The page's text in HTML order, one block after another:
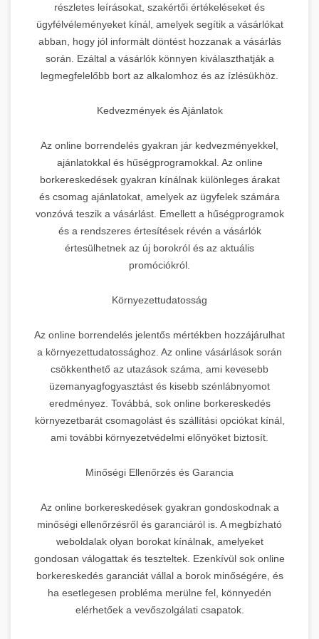
részletes leírásokat, szakértői értékeléseket és
ügyfélvéleményeket kínál, amelyek segítik a vásárlókat
abban, hogy jól informált döntést hozzanak a vásárlás
során. Ezáltal a vásárlók könnyen kiválaszthatják a
legmegfelelőbb bort az alkalomhoz és az ízlésükhöz.
Kedvezmények és Ajánlatok
Az online borrendelés gyakran jár kedvezményekkel,
ajánlatokkal és hűségprogramokkal. Az online
borkereskedések gyakran kínálnak különleges árakat
és csomag ajánlatokat, amelyek az ügyfelek számára
vonzóvá teszik a vásárlást. Emellett a hűségprogramok
és a rendszeres értesítések révén a vásárlók
értesülhetnek az új borokról és az aktuális
promóciókról.
Környezettudatosság
Az online borrendelés jelentős mértékben hozzájárulhat
a környezettudatossághoz. Az online vásárlások során
csökkenthető az utazások száma, ami kevesebb
üzemanyagfogyasztást és kisebb szénlábnyomot
eredményez. Továbbá, sok online borkereskedés
környezetbarát csomagolást és szállítási opciókat kínál,
ami további környezetvédelmi előnyöket biztosít.
Minőségi Ellenőrzés és Garancia
Az online borkereskedések gyakran gondoskodnak a
minőségi ellenőrzésről és garanciáról is. A megbízható
weboldalak olyan borokat kínálnak, amelyeket
gondosan válogattak és teszteltek. Ezenkívül sok online
borkereskedés garanciát vállal a borok minőségére, és
ha esetlegesen probléma merülne fel, könnyedén
elérhetőek a vevőszolgálati csapatok.